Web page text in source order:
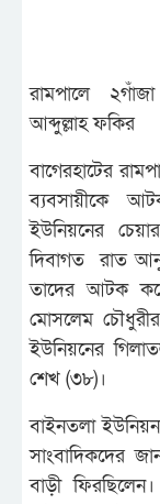
রামপালে
আব্দুল্লাহ ফকির
বাগেরহাটের
ব্যবসায়ীকে
ইউনিয়নের
দিবাগত রাত
তাদের আটক
মোসলেম
ইউনিয়নের
শেখ (৩৮)।
বাইনতলা
সাংবাদিকদের
বাড়ী